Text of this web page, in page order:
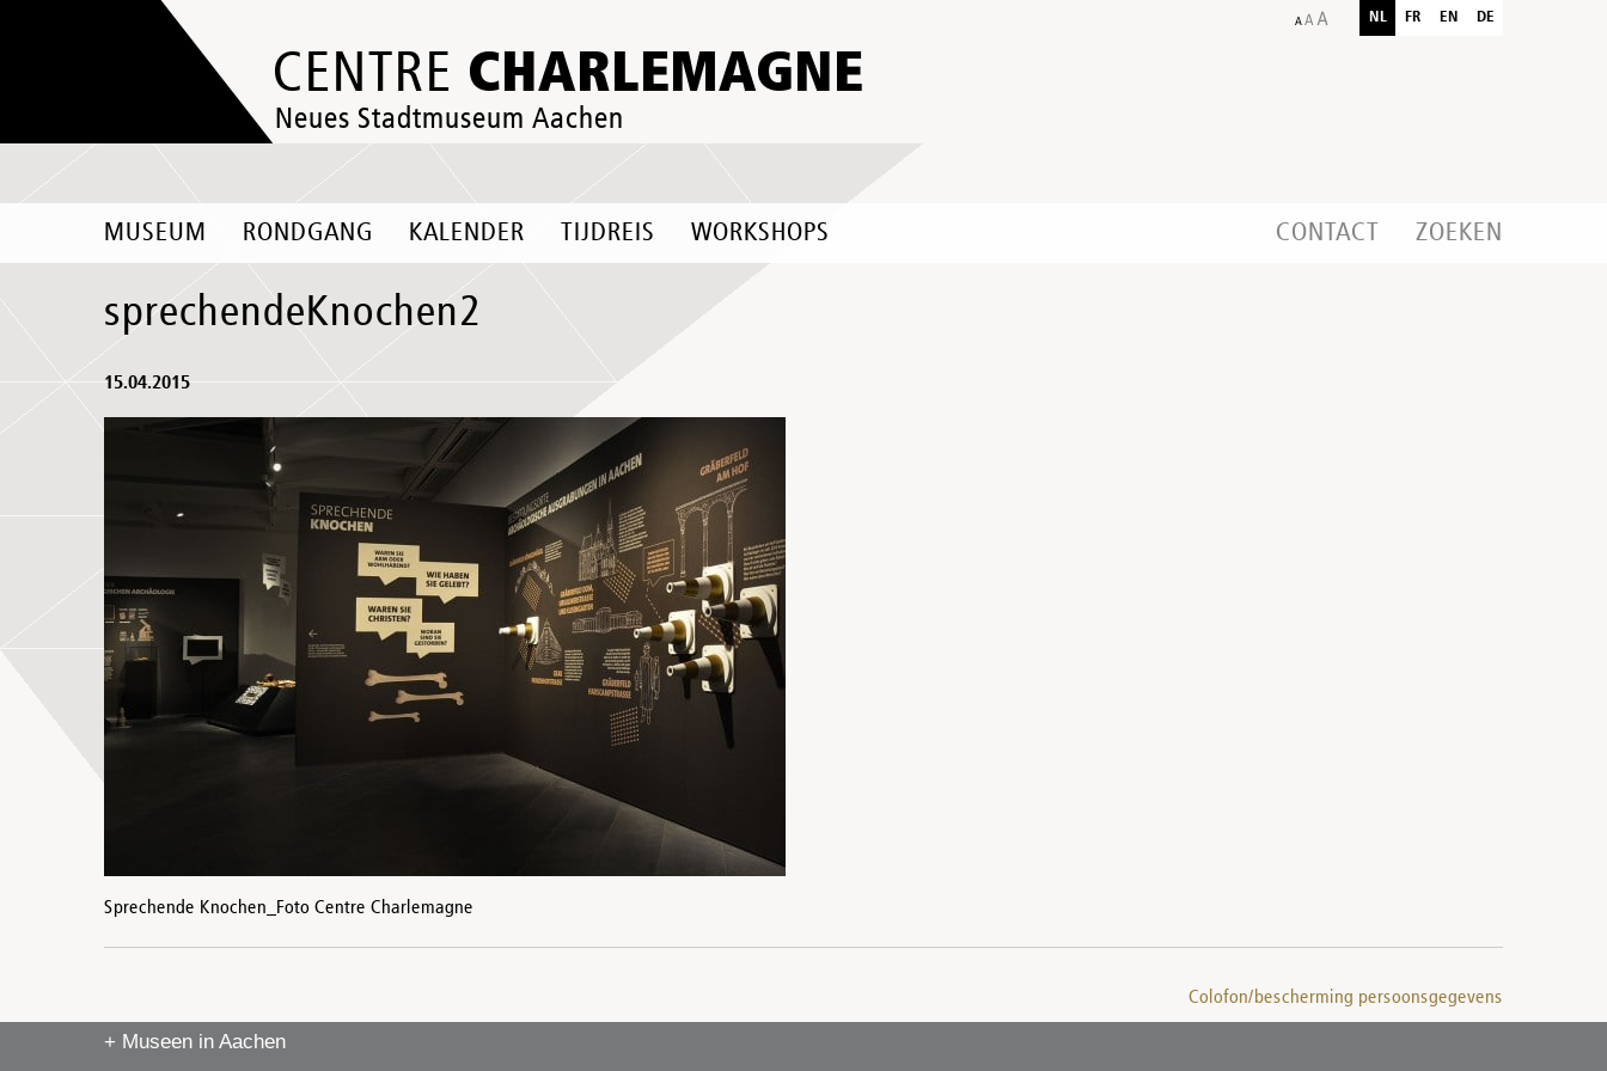
CENTRE CHARLEMAGNE
Neues Stadtmuseum Aachen
NL FR EN DE
MUSEUM RONDGANG KALENDER TIJDREIS WORKSHOPS CONTACT ZOEKEN
sprechendeKnochen2
15.04.2015
Sprechende Knochen_Foto Centre Charlemagne
Colofon/bescherming persoonsgegevens
+ Museen in Aachen